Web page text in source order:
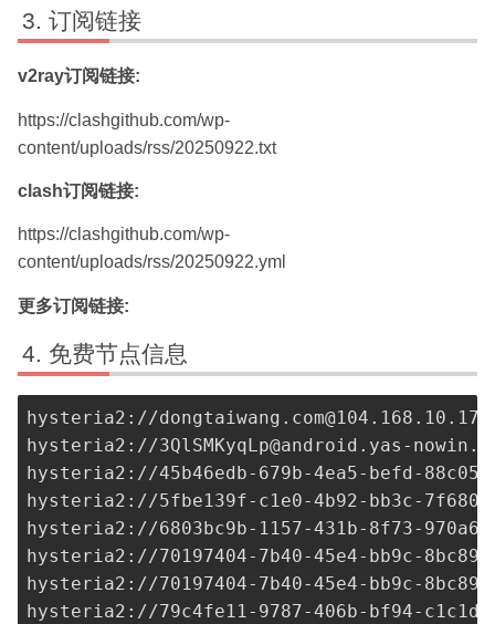
订阅链接
v2ray订阅链接:
https://clashgithub.com/wp-
content/uploads/rss/20250922.txt
clash订阅链接:
https://clashgithub.com/wp-
content/uploads/rss/20250922.yml
更多订阅链接:
免费节点信息
hysteria2://dongtaiwang.com@104.168.10.176
hysteria2://3QlSMKyqLp@android.yas-
hysteria2://45b46edb-679b-4ea5-befd-
hysteria2://5fbe139f-c1e0-4b92-bb3c-
hysteria2://6803bc9b-1157-431b-8f73-
hysteria2://70197404-7b40-45e4-bb9c-
hysteria2://70197404-7b40-45e4-bb9c-
hysteria2://79c4fe11-9787-406b-bf94-